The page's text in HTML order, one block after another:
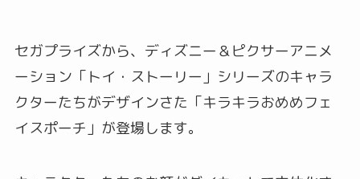
セガプライズから、ディズニー＆ピクサーアニメ
ーション「トイ・ストーリー」シリーズのキャラ
クターたちがデザインさた「キラキラおめめフェ
イスポーチ」が登場します。